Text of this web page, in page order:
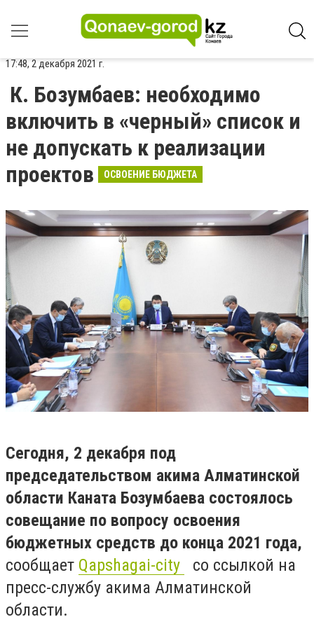
17:48, 2 декабря 2021 г.
К. Бозумбаев: необходимо
включить в «черный» список и
не допускать к реализации
проектов
ОСВОЕНИЕ БЮДЖЕТА
Сегодня, 2 декабря под
председательством акима Алматинской
области Каната Бозумбаева состоялось
совещание по вопросу освоения
бюджетных средств до конца 2021 года,
сообщает Qapshagai-city
со ссылкой на
пресс-службу акима Алматинской
области.